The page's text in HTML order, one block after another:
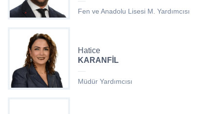
Fen ve Anadolu Lisesi M. Yardımcısı
Hatice
KARANFİL
Müdür Yardımcısı